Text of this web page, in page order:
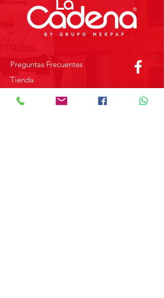
Preguntas Frecuentes
Tienda
Sobre Nosotros